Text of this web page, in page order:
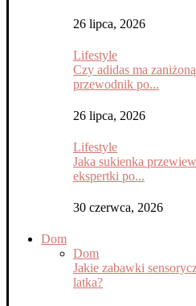
26 lipca, 2026
Lifestyle
Czy adidas ma
przewodnik po...
26 lipca, 2026
Lifestyle
Jaka sukienka
ekspertki po...
30 czerwca, 2026
Dom
Dom
Jakie zabawki
latka?